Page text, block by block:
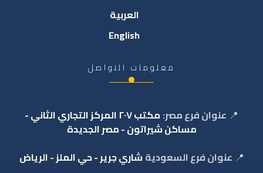
العربية
English
معلومات التواصل
📍 عنوان فرع مصر:
مكتب ٢٠٧ المركز التجاري الثاني -
مساكن شيراتون - مصر الجديدة
📍 عنوان فرع السعودية شاري جرير - حي الملز - الرياض